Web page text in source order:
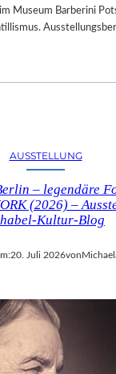
Museum Barberini
AUSSTELLUNG
– legendäre
(2026) –
Kultur-Blog
20. Juli 2026von